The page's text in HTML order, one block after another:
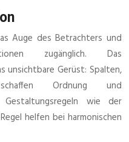
Auge des Betrachters und
zugänglich. Das
unsichtbare Gerüst: Spalten,
Ordnung und
Gestaltungsregeln wie der
helfen bei harmonischen